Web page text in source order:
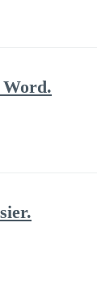
Word.